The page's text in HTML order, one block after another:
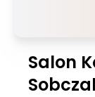
Salon